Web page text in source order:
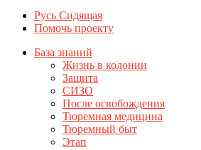
Русь Сидящая
Помочь проекту
База знаний
Жизнь в колонии
Защита
СИЗО
После освобождения
Тюремная медицина
Тюремный быт
Этап